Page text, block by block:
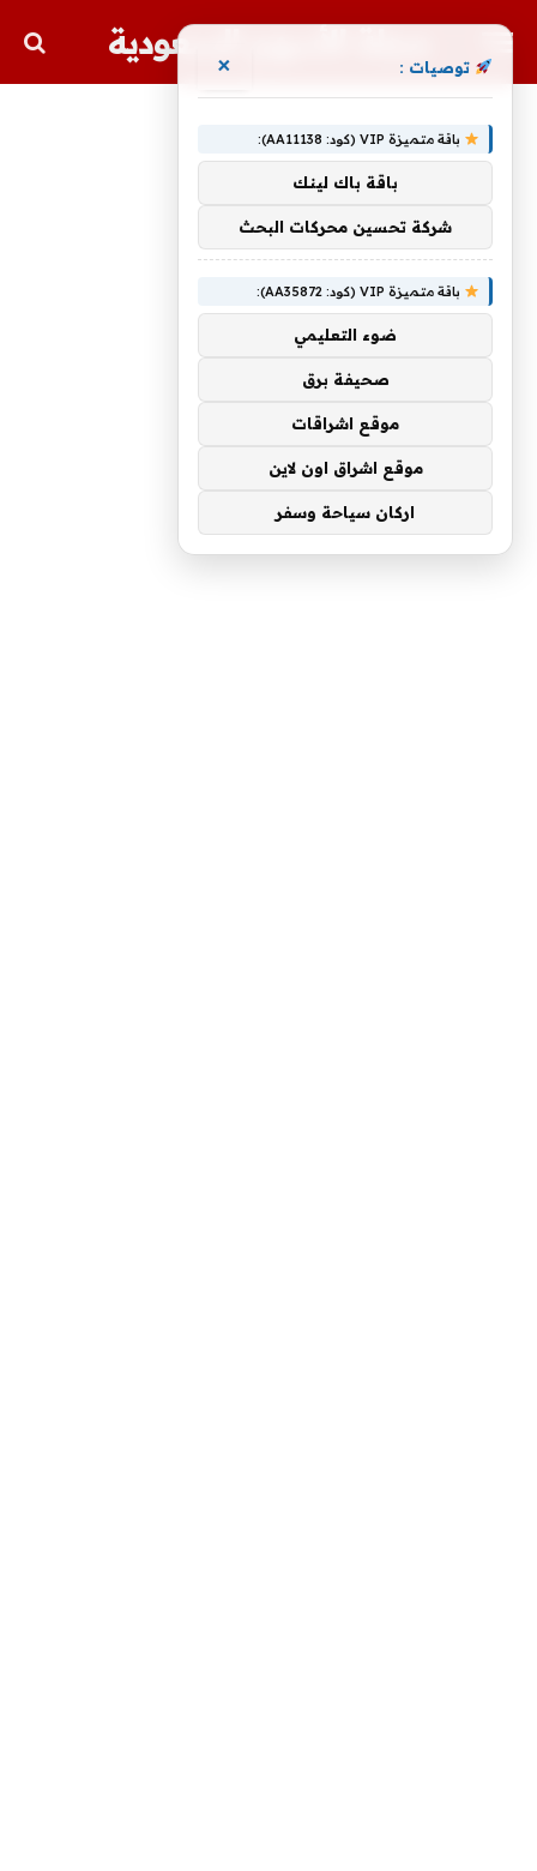
مجلة الأسهم السعودية
توصيات : ×
باقة متميزة VIP (كود: AA11138):
باقة باك لينك
شركة تحسين محركات البحث
باقة متميزة VIP (كود: AA35872):
ضوء التعليمي
صحيفة برق
موقع اشراقات
موقع اشراق اون لاين
اركان سياحة وسفر